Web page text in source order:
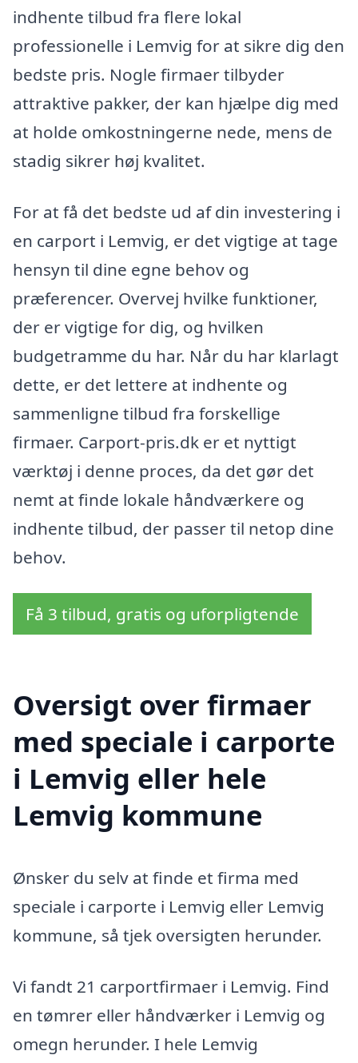
indhente tilbud fra flere lokal
professionelle i Lemvig for at sikre dig den
bedste pris. Nogle firmaer tilbyder
attraktive pakker, der kan hjælpe dig med
at holde omkostningerne nede, mens de
stadig sikrer høj kvalitet.
For at få det bedste ud af din investering i
en carport i Lemvig, er det vigtige at tage
hensyn til dine egne behov og
præferencer. Overvej hvilke funktioner,
der er vigtige for dig, og hvilken
budgetramme du har. Når du har klarlagt
dette, er det lettere at indhente og
sammenligne tilbud fra forskellige
firmaer. Carport-pris.dk er et nyttigt
værktøj i denne proces, da det gør det
nemt at finde lokale håndværkere og
indhente tilbud, der passer til netop dine
behov.
Få 3 tilbud, gratis og uforpligtende
Oversigt over firmaer
med speciale i carporte
i Lemvig eller hele
Lemvig kommune
Ønsker du selv at finde et firma med
speciale i carporte i Lemvig eller Lemvig
kommune, så tjek oversigten herunder.
Vi fandt 21 carportfirmaer i Lemvig. Find
en tømrer eller håndværker i Lemvig og
omegn herunder. I hele Lemvig